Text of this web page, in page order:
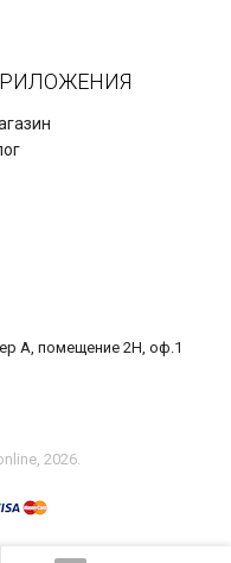
А, помещение 2Н, оф.1
2026.